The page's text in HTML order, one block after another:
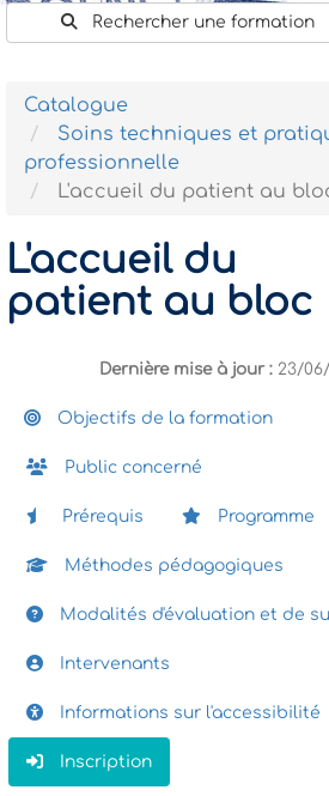
Rechercher une formation
Catalogue
Soins techniques et
professionnelle
L'accueil du patient au
L'accueil du
patient au bloc
Dernière mise à jour : 23/
Objectifs de la formation
Public concerné
Prérequis Programme
Méthodes pédagogiques
Modalités d'évaluation et de
Intervenants
Informations sur l'accessibilité
Inscription